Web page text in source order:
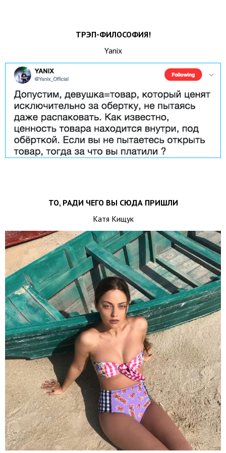
ТРЭП-ФИЛОСОФИЯ!
Yanix
ТО, РАДИ ЧЕГО ВЫ СЮДА ПРИШЛИ
Катя Кищук